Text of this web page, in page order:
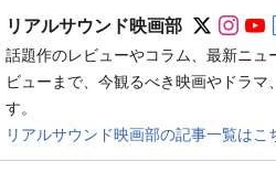
リアルサウンド映画部
話題作のレビューやコラム、最新ニ
ビューまで、今観るべき映画やドラ
す。
リアルサウンド映画部の記事一覧はこ